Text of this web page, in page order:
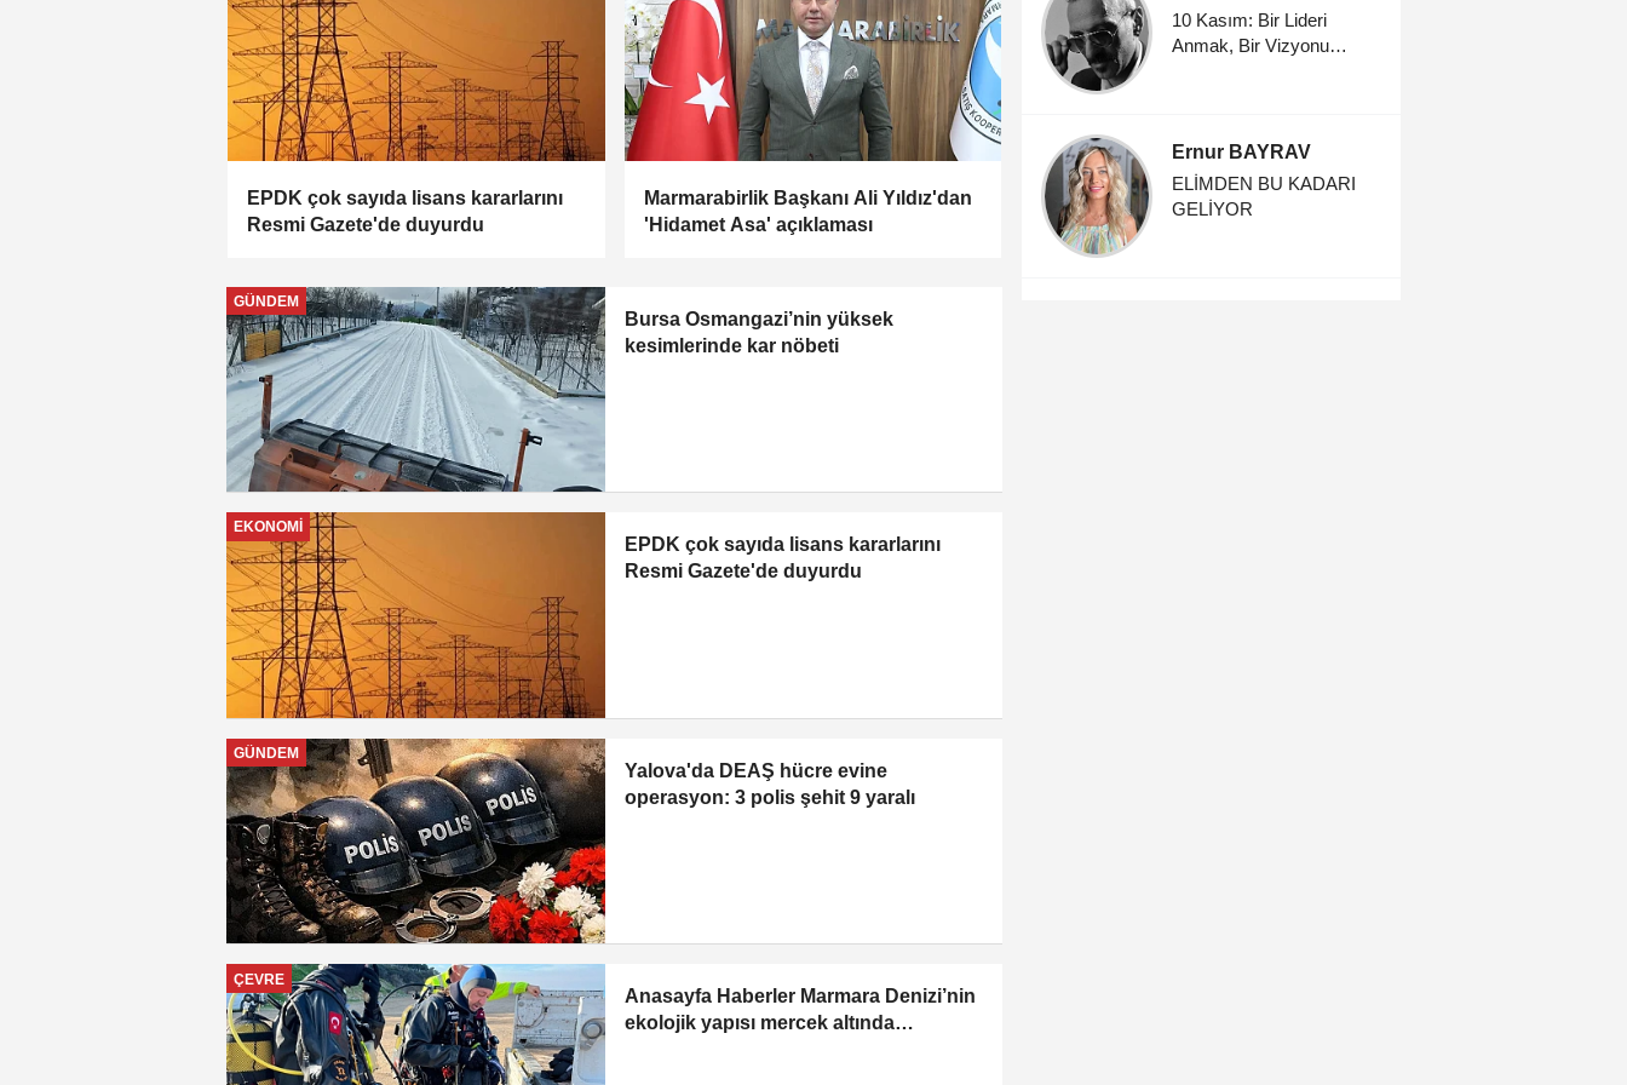
EPDK çok sayıda lisans kararlarını
Resmi Gazete'de duyurdu
Marmarabirlik Başkanı Ali Yıldız'dan
'Hidamet Asa' açıklaması
GÜNDEM
Bursa Osmangazi’nin yüksek
kesimlerinde kar nöbeti
EKONOMI
EPDK çok sayıda lisans kararlarını
Resmi Gazete'de duyurdu
GÜNDEM
Yalova'da DEAŞ hücre evine
operasyon: 3 polis şehit 9 yaralı
ÇEVRE
Anasayfa Haberler Marmara Denizi’nin
ekolojik yapısı mercek altında
10 Kasım: Bir Lideri
Anmak, Bir Vizyonu
Ernur BAYRAV
ELİMDEN BU KADARI
GELİYOR